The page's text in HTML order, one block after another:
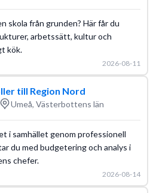
skola från grunden? Här får du
arbetssätt, kultur och
kök.
2026-08-11
till Region Nord
Umeå, Västerbottens län
i samhället genom professionell
du med budgetering och analys i
chefer.
2026-08-14